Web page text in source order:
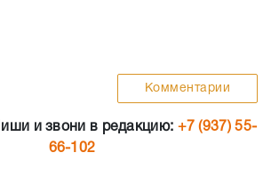
Комментарии
и звони в редакцию: +7 (937) 55-
66-102